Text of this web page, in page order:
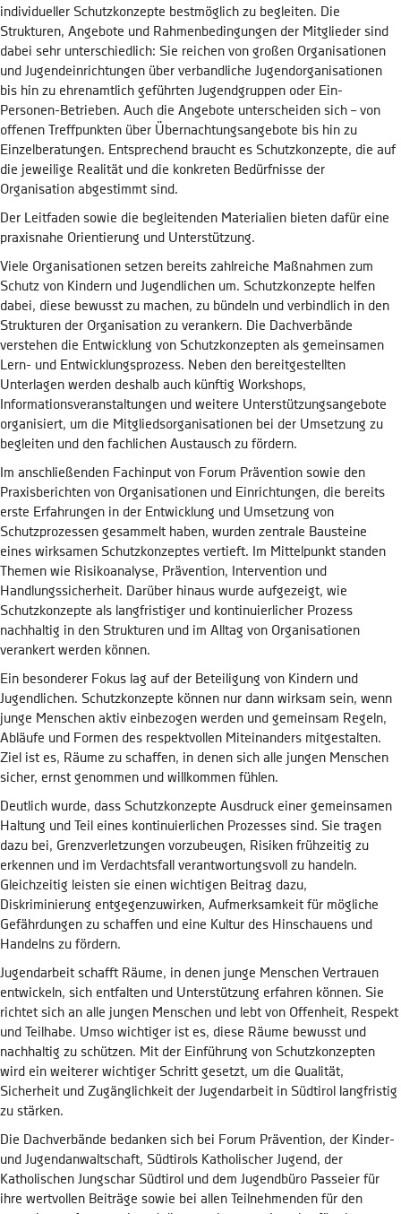
individueller Schutzkonzepte bestmöglich zu begleiten. Die
Strukturen, Angebote und Rahmenbedingungen der Mitglieder sind
dabei sehr unterschiedlich: Sie reichen von großen Organisationen
und Jugendeinrichtungen über verbandliche Jugendorganisationen
bis hin zu ehrenamtlich geführten Jugendgruppen oder Ein-
Personen-Betrieben. Auch die Angebote unterscheiden sich – von
offenen Treffpunkten über Übernachtungsangebote bis hin zu
Einzelberatungen. Entsprechend braucht es Schutzkonzepte, die auf
die jeweilige Realität und die konkreten Bedürfnisse der
Organisation abgestimmt sind.
Der Leitfaden sowie die begleitenden Materialien bieten dafür eine
praxisnahe Orientierung und Unterstützung.
Viele Organisationen setzen bereits zahlreiche Maßnahmen zum
Schutz von Kindern und Jugendlichen um. Schutzkonzepte helfen
dabei, diese bewusst zu machen, zu bündeln und verbindlich in den
Strukturen der Organisation zu verankern. Die Dachverbände
verstehen die Entwicklung von Schutzkonzepten als gemeinsamen
Lern- und Entwicklungsprozess. Neben den bereitgestellten
Unterlagen werden deshalb auch künftig Workshops,
Informationsveranstaltungen und weitere Unterstützungsangebote
organisiert, um die Mitgliedsorganisationen bei der Umsetzung zu
begleiten und den fachlichen Austausch zu fördern.
Im anschließenden Fachinput von Forum Prävention sowie den
Praxisberichten von Organisationen und Einrichtungen, die bereits
erste Erfahrungen in der Entwicklung und Umsetzung von
Schutzprozessen gesammelt haben, wurden zentrale Bausteine
eines wirksamen Schutzkonzeptes vertieft. Im Mittelpunkt standen
Themen wie Risikoanalyse, Prävention, Intervention und
Handlungssicherheit. Darüber hinaus wurde aufgezeigt, wie
Schutzkonzepte als langfristiger und kontinuierlicher Prozess
nachhaltig in den Strukturen und im Alltag von Organisationen
verankert werden können.
Ein besonderer Fokus lag auf der Beteiligung von Kindern und
Jugendlichen. Schutzkonzepte können nur dann wirksam sein, wenn
junge Menschen aktiv einbezogen werden und gemeinsam Regeln,
Abläufe und Formen des respektvollen Miteinanders mitgestalten.
Ziel ist es, Räume zu schaffen, in denen sich alle jungen Menschen
sicher, ernst genommen und willkommen fühlen.
Deutlich wurde, dass Schutzkonzepte Ausdruck einer gemeinsamen
Haltung und Teil eines kontinuierlichen Prozesses sind. Sie tragen
dazu bei, Grenzverletzungen vorzubeugen, Risiken frühzeitig zu
erkennen und im Verdachtsfall verantwortungsvoll zu handeln.
Gleichzeitig leisten sie einen wichtigen Beitrag dazu,
Diskriminierung entgegenzuwirken, Aufmerksamkeit für mögliche
Gefährdungen zu schaffen und eine Kultur des Hinschauens und
Handelns zu fördern.
Jugendarbeit schafft Räume, in denen junge Menschen Vertrauen
entwickeln, sich entfalten und Unterstützung erfahren können. Sie
richtet sich an alle jungen Menschen und lebt von Offenheit, Respekt
und Teilhabe. Umso wichtiger ist es, diese Räume bewusst und
nachhaltig zu schützen. Mit der Einführung von Schutzkonzepten
wird ein weiterer wichtiger Schritt gesetzt, um die Qualität,
Sicherheit und Zugänglichkeit der Jugendarbeit in Südtirol langfristig
zu stärken.
Die Dachverbände bedanken sich bei Forum Prävention, der Kinder-
und Jugendanwaltschaft, Südtirols Katholischer Jugend, der
Katholischen Jungschar Südtirol und dem Jugendbüro Passeier für
ihre wertvollen Beiträge sowie bei allen Teilnehmenden für den